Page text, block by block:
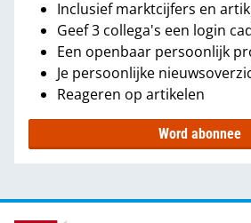
Inclusief marktcijfers en
Geef 3 collega's een login
Een openbaar persoonlijk
Je persoonlijke
Reageren op artikelen
Word abonnee